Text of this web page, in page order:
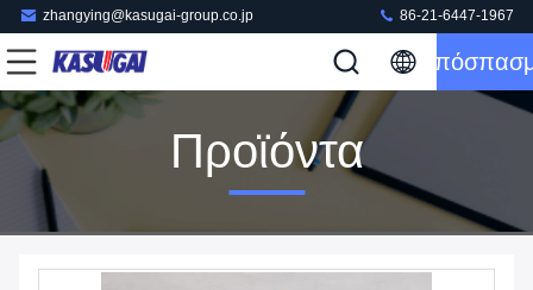
zhangying@kasugai-group.co.jp 86-21-6447-1967
Προϊόντα